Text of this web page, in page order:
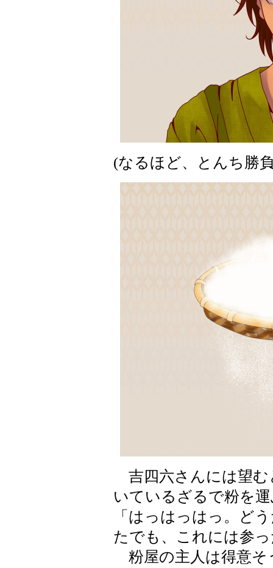
(なるほど、とんち勝
吉四六さんには望む
いているざるで粉を
「はっはっはっ。ど
たでも、これには参
粉屋の主人は得意そ